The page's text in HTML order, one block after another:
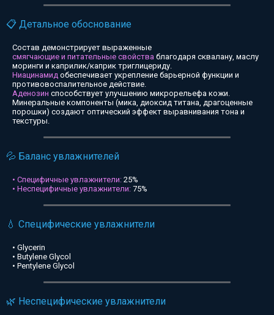
📋 Детальное обоснование
Состав демонстрирует выраженные
смягчающие и питательные свойства благодаря сквалану, маслу
моринги и каприлик/каприк триглицериду.
Ниацинамид обеспечивает укрепление барьерной функции и
противовоспалительное действие.
Аденозин способствует улучшению микрорельефа кожи.
Минеральные компоненты (мика, диоксид титана, драгоценные
порошки) создают оптический эффект выравнивания тона и
текстуры.
💦 Баланс увлажнителей
• Специфичные увлажнители: 25%
• Неспецифичные увлажнители: 75%
💧 Специфические увлажнители
• Glycerin
• Butylene Glycol
• Pentylene Glycol
🌿 Неспецифические увлажнители